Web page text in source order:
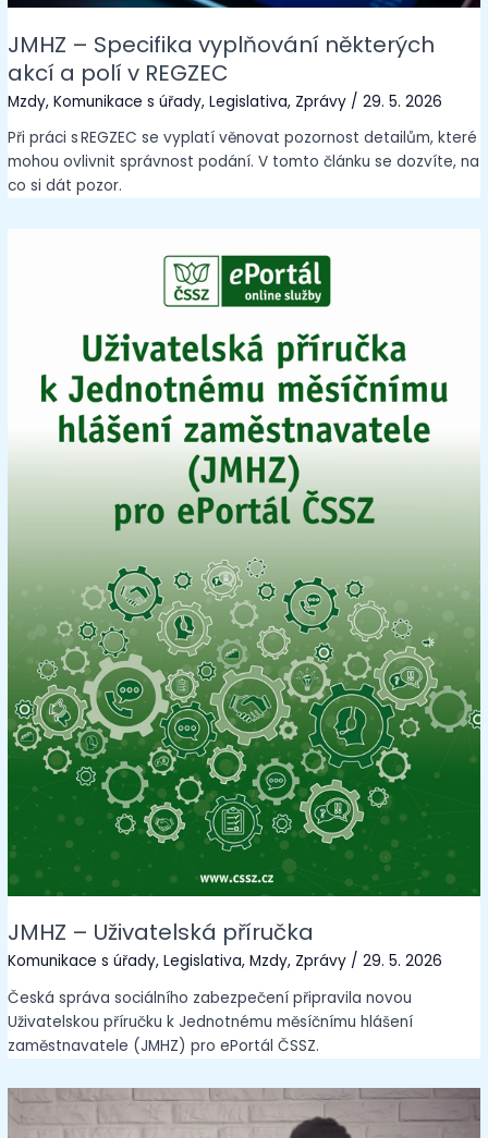
JMHZ – Specifika vyplňování některých
akcí a polí v REGZEC
Mzdy,Komunikace s úřady,Legislativa, Zprávy /29. 5. 2026
Při práci s REGZEC se vyplatí věnovat pozornost detailům, které
mohou ovlivnit správnost podání. V tomto článku se dozvíte, na
co si dát pozor.
JMHZ – Uživatelská příručka
Komunikace s úřady,Legislativa,Mzdy, Zprávy /29. 5. 2026
Česká správa sociálního zabezpečení připravila novou
Uživatelskou příručku k Jednotnému měsíčnímu hlášení
zaměstnavatele (JMHZ) pro ePortál ČSSZ.